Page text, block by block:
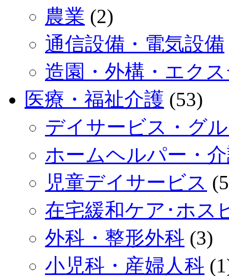
農業 (2)
通信設備・電気設備
造園・外構・エク
医療・福祉介護 (53)
デイサービス・グ
ホームヘルパー・
児童デイサービス
在宅緩和ケア･ホス
外科・整形外科 (3)
小児科・産婦人科